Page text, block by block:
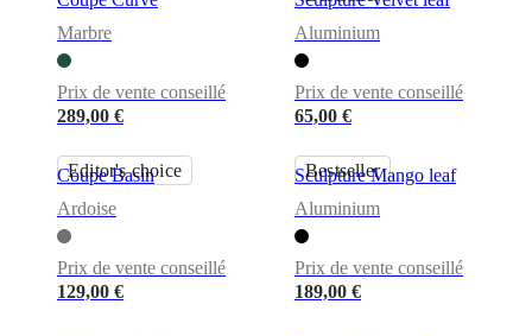
franchiséProfessionals
Program
Marbre
Prix de vente conseillé
289,00 €
Aluminium
Prix de vente conseillé
65,00 €
Editor's choice
Coupe Basin
Ardoise
Prix de vente conseillé
129,00 €
Bestseller
Sculpture Mango leaf
Aluminium
Prix de vente conseillé
189,00 €